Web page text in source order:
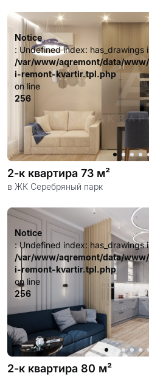
довольных клиентов.
Notice
: Undefined index: has_drawings
/var/www/aqremont/data/
i-remont-kvartir.tpl.php
on line
256
2-к квартира 73 м²
в ЖК Серебряный парк
Notice
: Undefined index: has_drawings
/var/www/aqremont/data/
i-remont-kvartir.tpl.php
on line
256
2-к квартира 80 м²